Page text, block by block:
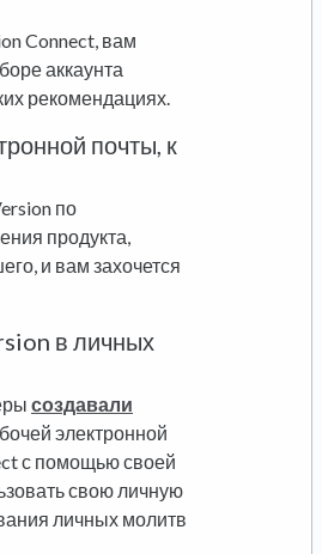
Connect, вам
аккаунта
рекомендациях.
почты, к
по
продукта,
и вам захочется
в личных
создавали
электронной
с помощью своей
свою личную
личных молитв